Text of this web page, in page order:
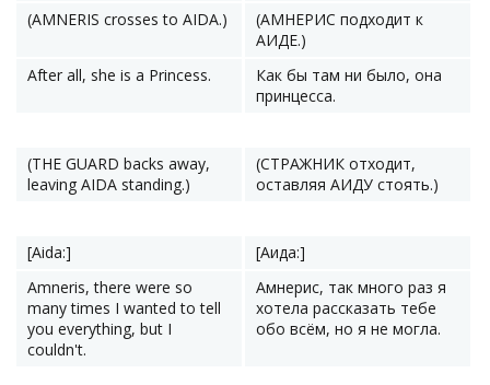
(AMNERIS crosses to AIDA.)
(АМНЕРИС подходит к
АИДЕ.)
After all, she is a Princess.
Как бы там ни было, она
принцесса.
(THE GUARD backs away,
leaving AIDA standing.)
(СТРАЖНИК отходит,
оставляя АИДУ стоять.)
[Aida:]
[Аида:]
Amneris, there were so
many times I wanted to tell
you everything, but I
couldn't.
Амнерис, так много раз я
хотела рассказать тебе
обо всём, но я не могла.